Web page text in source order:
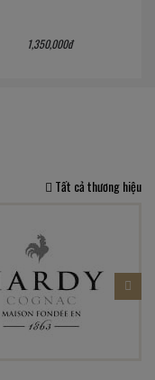
1,600,000đ
Tất cả thương hiệu